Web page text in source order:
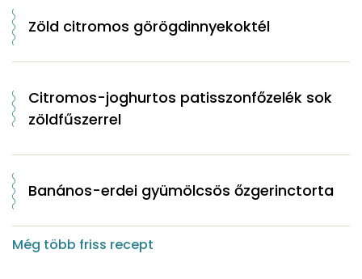
Zöld citromos görögdinnyekoktél
Citromos-joghurtos patisszonfőzelék sok
zöldfűszerrel
Banános-erdei gyümölcsös őzgerinctorta
Még több friss recept